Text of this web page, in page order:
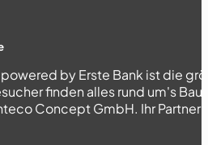
powered by Erste Bank ist die
finden alles rund um's
Concept GmbH. Ihr Partner